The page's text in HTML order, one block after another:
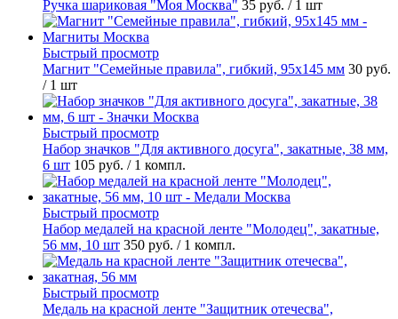
Ручка шариковая "Моя Москва" 35 руб. / 1 шт
Быстрый просмотр
Магнит "Семейные правила", гибкий, 95х145 мм 30 руб.
/ 1 шт
Быстрый просмотр
Набор значков "Для активного досуга", закатные, 38 мм,
6 шт 105 руб. / 1 компл.
Быстрый просмотр
Набор медалей на красной ленте "Молодец", закатные,
56 мм, 10 шт 350 руб. / 1 компл.
Быстрый просмотр
Медаль на красной ленте "Защитник отечесва",